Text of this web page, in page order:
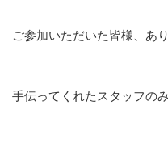
ご参加いただいた皆様、あ
手伝ってくれたスタッフの